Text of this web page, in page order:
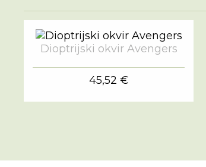
Dioptrijski okvir Avengers
45,52 €